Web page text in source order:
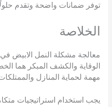
توفر ضمانات واضحة وتقدم
الخلاصة
معالجة مشكلة النمل الابيض
الوقاية والكشف المبكر هما
مهمة لحماية المنازل
يجب استخدام استراتيجيات